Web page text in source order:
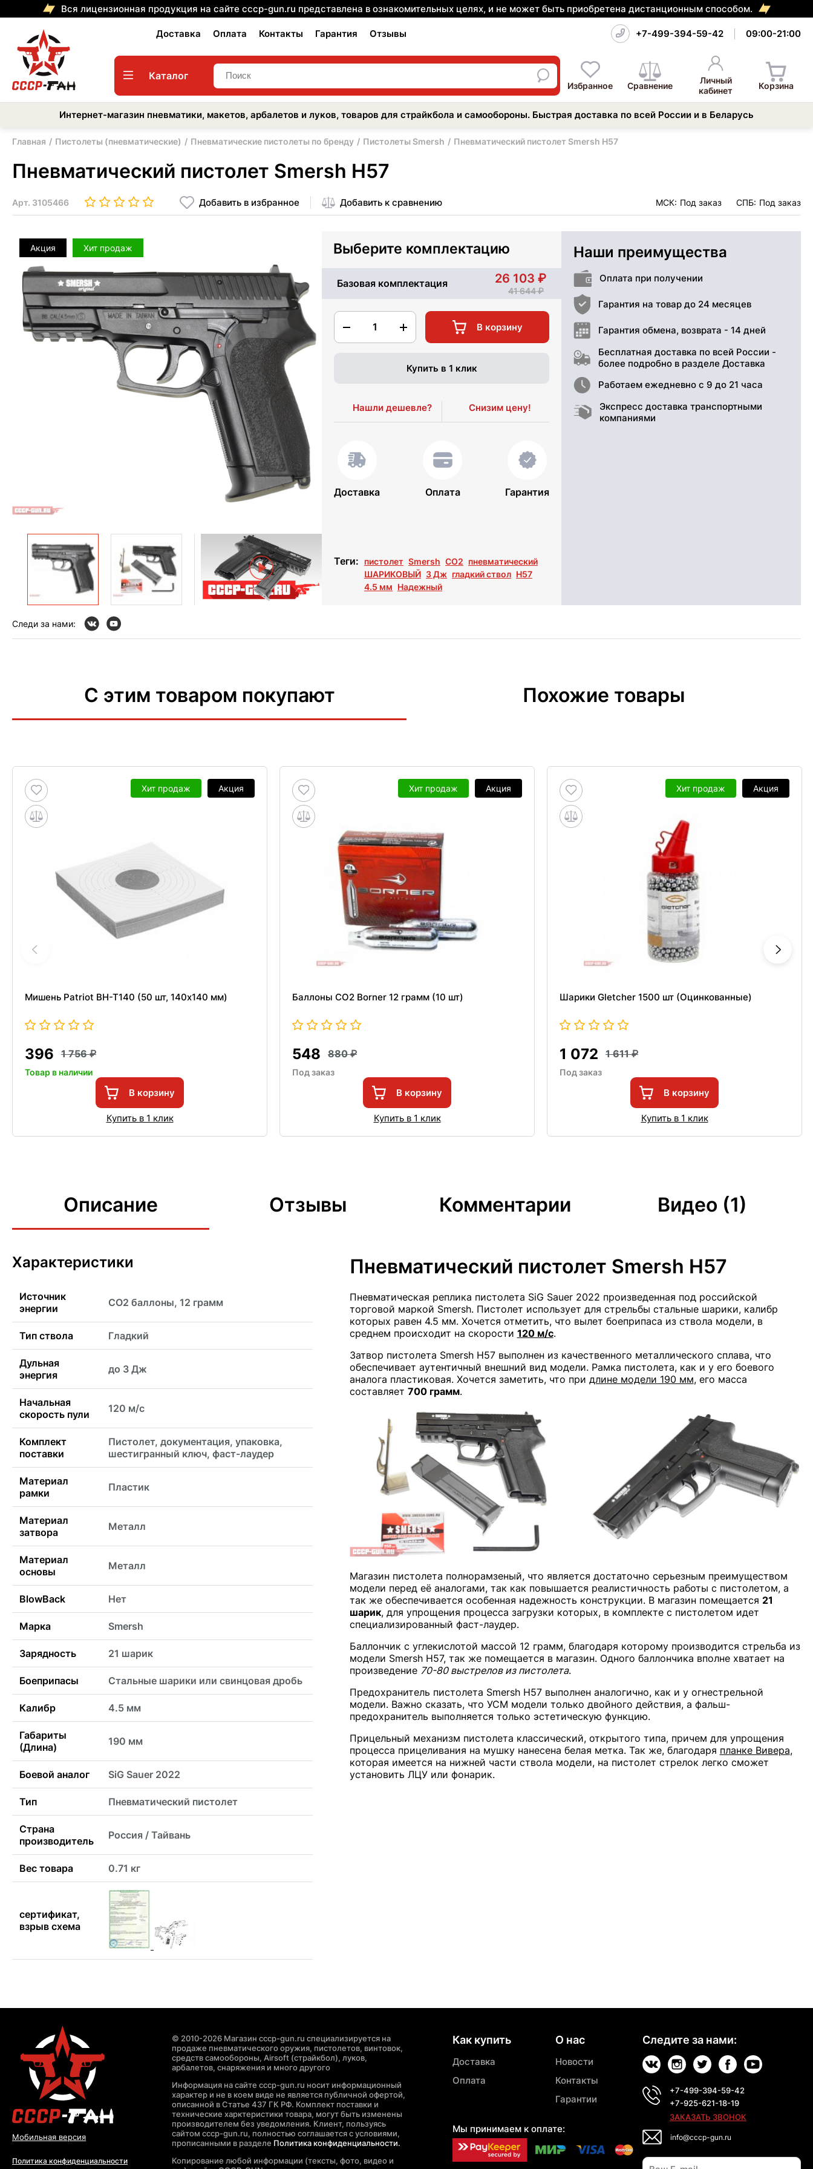
Вся лицензионная продукция на сайте cccp-gun.ru представлена в ознакомительных целях, и не может быть приобретена дистанционным способом.
Доставка Оплата Контакты Гарантия Отзывы +7-499-394-59-42 09:00-21:00
Каталог
Избранное Сравнение
Личный
кабинет
Корзина
Интернет-магазин пневматики, макетов, арбалетов и луков, товаров для страйкбола и самообороны. Быстрая доставка по всей России и в Беларусь
Главная Пистолеты (пневматические) Пневматические пистолеты по бренду Пистолеты Smersh Пневматический пистолет Smersh H57
Пневматический пистолет Smersh H57
Арт. 3105466 Добавить в избранное Добавить к сравнению МСК: Под заказ СПБ: Под заказ
Акция Хит продаж Выберите комплектацию
Базовая комплектация 26 103
41 644
1 В корзину
Купить в 1 клик
Нашли дешевле? Снизим цену!
Доставка Оплата Гарантия
Теги: пистолет Smersh СО2 пневматический
ШАРИКОВЫЙ 3 Дж гладкий ствол H57
4.5 мм Надежный
Наши преимущества
Оплата при получении
Гарантия на товар до 24 месяцев
Гарантия обмена, возврата - 14 дней
Бесплатная доставка по всей России -
более подробно в разделе Доставка
Работаем ежедневно с 9 до 21 часа
Экспресс доставка транспортными
компаниями
Следи за нами:
С этим товаром покупают Похожие товары
Хит продаж Акция
Мишень Patriot BH-T140 (50 шт, 140x140 мм)
396 1 756
Товар в наличии
В корзину
Купить в 1 клик
Хит продаж Акция
Баллоны СО2 Borner 12 грамм (10 шт)
548 880
Под заказ
В корзину
Купить в 1 клик
Хит продаж Акция
Шарики Gletcher 1500 шт (Оцинкованные)
1 072 1 611
Под заказ
В корзину
Купить в 1 клик
Описание Отзывы Комментарии Видео (1)
Характеристики
Источник
энергии
CO2 баллоны, 12 грамм
Тип ствола Гладкий
Дульная
энергия
до 3 Дж
Начальная
скорость пули
120 м/с
Комплект
поставки
Пистолет, документация, упаковка,
шестигранный ключ, фаст-лаудер
Материал
рамки
Пластик
Материал
затвора
Металл
Материал
основы
Металл
BlowBack Нет
Марка Smersh
Зарядность 21 шарик
Боеприпасы Стальные шарики или свинцовая дробь
Калибр 4.5 мм
Габариты
(Длина)
190 мм
Боевой аналог SiG Sauer 2022
Тип Пневматический пистолет
Страна
производитель
Россия / Тайвань
Вес товара 0.71 кг
сертификат,
взрыв схема
Пневматический пистолет Smersh H57
Пневматическая реплика пистолета SiG Sauer 2022 произведенная под российской
торговой маркой Smersh. Пистолет использует для стрельбы стальные шарики, калибр
которых равен 4.5 мм. Хочется отметить, что вылет боеприпаса из ствола модели, в
среднем происходит на скорости 120 м/с.
Затвор пистолета Smersh H57 выполнен из качественного металлического сплава, что
обеспечивает аутентичный внешний вид модели. Рамка пистолета, как и у его боевого
аналога пластиковая. Хочется заметить, что при длине модели 190 мм, его масса
составляет 700 грамм.
Магазин пистолета полнорамзеный, что является достаточно серьезным преимуществом
модели перед её аналогами, так как повышается реалистичность работы с пистолетом, а
так же обеспечивается особенная надежность конструкции. В магазин помещается 21
шарик, для упрощения процесса загрузки которых, в комплекте с пистолетом идет
специализированный фаст-лаудер.
Баллончик с углекислотой массой 12 грамм, благодаря которому производится стрельба из
модели Smersh H57, так же помещается в магазин. Одного баллончика вполне хватает на
произведение 70-80 выстрелов из пистолета.
Предохранитель пистолета Smersh H57 выполнен аналогично, как и у огнестрельной
модели. Важно сказать, что УСМ модели только двойного действия, а фальш-
предохранитель выполняется только эстетическую функцию.
Прицельный механизм пистолета классический, открытого типа, причем для упрощения
процесса прицеливания на мушку нанесена белая метка. Так же, благодаря планке Вивера,
которая имеется на нижней части ствола модели, на пистолет стрелок легко сможет
установить ЛЦУ или фонарик.
Мобильная версия
Политика конфиденциальности
© 2010-2026 Магазин cccp-gun.ru специализируется на
продаже пневматического оружия, пистолетов, винтовок,
средств самообороны, Airsoft (страйкбол), луков,
арбалетов, снаряжения и много другого
Информация на сайте cccp-gun.ru носит информационный
характер и не в коем виде не является публичной офертой,
описанной в Статье 437 ГК РФ. Комплект поставки и
технические харктеристики товара, могут быть изменены
производителем без уведомления. Клиент, пользуясь
сайтом cccp-gun.ru, полностью соглашается с условиями,
прописанными в разделе Политика конфиденциальности.
Копирование любой информации (тексты, фото, видео и
Как купить
Доставка
Оплата
Мы принимаем к оплате:
О нас
Новости
Контакты
Гарантии
Следите за нами:
+7-499-394-59-42
+7-925-621-18-19
ЗАКАЗАТЬ ЗВОНОК
info@cccp-gun.ru